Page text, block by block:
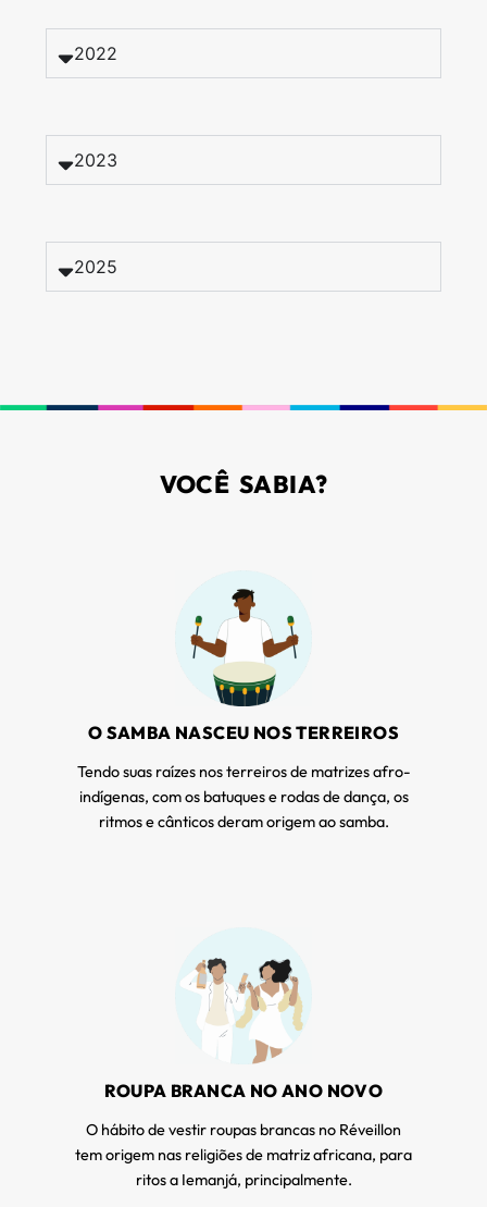
2022
2023
2025
VOCÊ SABIA?
O SAMBA NASCEU NOS TERREIROS
Tendo suas raízes nos terreiros de matrizes afro-
indígenas, com os batuques e rodas de dança, os
ritmos e cânticos deram origem ao samba.
ROUPA BRANCA NO ANO NOVO
O hábito de vestir roupas brancas no Réveillon
tem origem nas religiões de matriz africana, para
ritos a Iemanjá, principalmente.